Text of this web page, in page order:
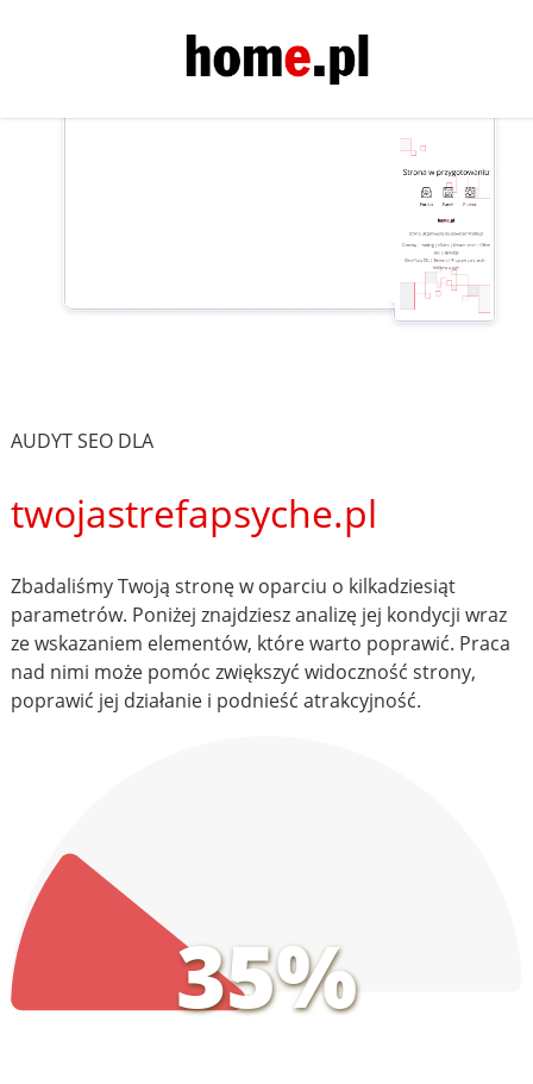
AUDYT SEO DLA
twojastrefapsyche.pl
Zbadaliśmy Twoją stronę w oparciu o kilkadziesiąt
parametrów. Poniżej znajdziesz analizę jej kondycji wraz
ze wskazaniem elementów, które warto poprawić. Praca
nad nimi może pomóc zwiększyć widoczność strony,
poprawić jej działanie i podnieść atrakcyjność.
35%